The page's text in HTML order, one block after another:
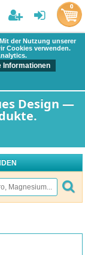
der Nutzung unserer
Cookies verwenden.
Informationen
Design —
0